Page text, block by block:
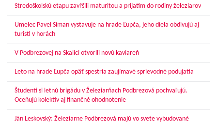
Stredoškolskú etapu zavŕšili maturitou a prijatím do rodiny železiarov
Umelec Pavel Siman vystavuje na hrade Ľupča, jeho diela obdivujú aj
turisti v horách
V Podbrezovej na Skalici otvorili novú kaviareň
Leto na hrade Ľupča opäť spestria zaujímavé sprievodné podujatia
Študenti si letnú brigádu v Železiarňach Podbrezová pochvaľujú.
Oceňujú kolektív aj finančné ohodnotenie
Ján Leskovský: Železiarne Podbrezová majú vo svete vybudované